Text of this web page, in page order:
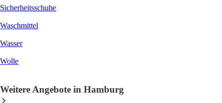
Sicherheitsschuhe
Waschmittel
Wasser
Wolle
Weitere Angebote in Hamburg